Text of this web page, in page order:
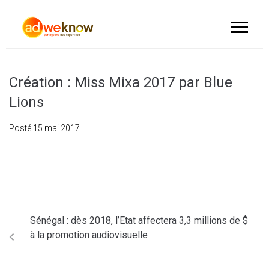
Création : Miss Mixa 2017 par Blue
Lions
Posté 15 mai 2017
Sénégal : dès 2018, l’Etat affectera 3,3 millions de $
à la promotion audiovisuelle